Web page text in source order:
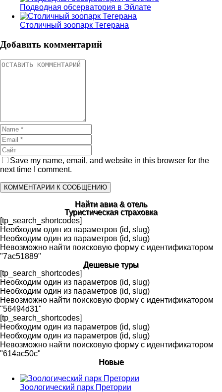
Подводная обсерватория в Эйлате
Столичный зоопарк Тегерана
Добавить комментарий
Save my name, email, and website in this browser for the
next time I comment.
Найти авиа & отель
Туристическая страховка
[tp_search_shortcodes]
Необходим один из параметров (id, slug)
Необходим один из параметров (id, slug)
Невозможно найти поисковую форму с идентификатором
"7ac51889"
Дешевые туры
[tp_search_shortcodes]
Необходим один из параметров (id, slug)
Необходим один из параметров (id, slug)
Невозможно найти поисковую форму с идентификатором
"56494d31"
[tp_search_shortcodes]
Необходим один из параметров (id, slug)
Необходим один из параметров (id, slug)
Невозможно найти поисковую форму с идентификатором
"614ac50c"
Новые
Зоологический парк Претории